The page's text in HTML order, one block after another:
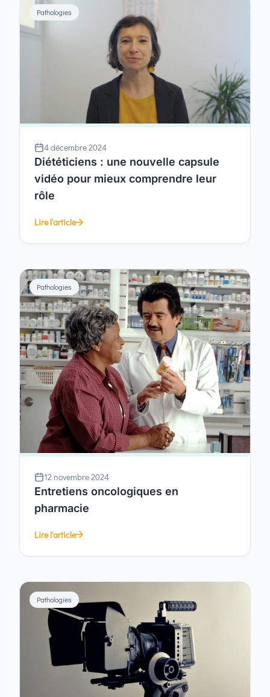
Pathologies
4 décembre 2024
Diététiciens : une nouvelle capsule
vidéo pour mieux comprendre leur
rôle
Lire l'article
Pathologies
12 novembre 2024
Entretiens oncologiques en
pharmacie
Lire l'article
Pathologies